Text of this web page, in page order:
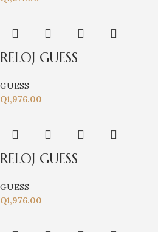
RELOJ GUESS
GUESS
Q1,976.00
RELOJ GUESS
GUESS
Q1,976.00